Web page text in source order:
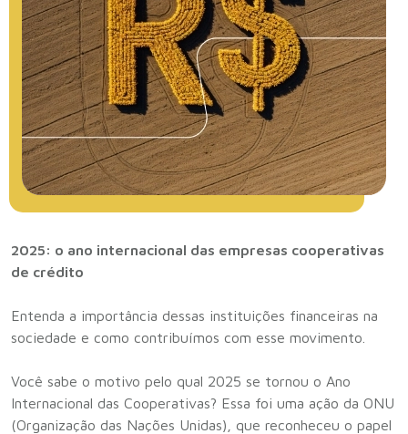
2025: o ano internacional das empresas cooperativas
de crédito
Entenda a importância dessas instituições financeiras na
sociedade e como contribuímos com esse movimento.
Você sabe o motivo pelo qual 2025 se tornou o Ano
Internacional das Cooperativas? Essa foi uma ação da ONU
(Organização das Nações Unidas), que reconheceu o papel